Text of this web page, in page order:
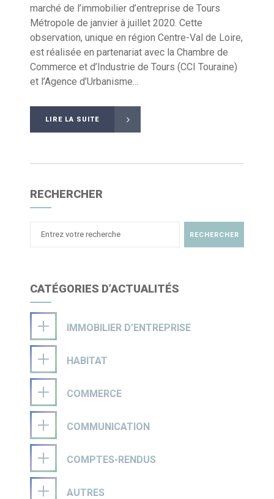
marché de l’immobilier d’entreprise de Tours
Métropole de janvier à juillet 2020. Cette
observation, unique en région Centre-Val de Loire,
est réalisée en partenariat avec la Chambre de
Commerce et d’Industrie de Tours (CCI Touraine)
et l’Agence d’Urbanisme...
LIRE LA SUITE
RECHERCHER
CATÉGORIES D’ACTUALITÉS
IMMOBILIER D’ENTREPRISE
HABITAT
COMMERCE
COMMUNICATION
COMPTES-RENDUS
AUTRES